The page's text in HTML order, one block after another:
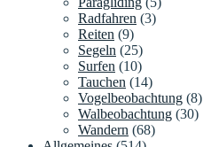
Radfahren (3)
Reiten (9)
Segeln (25)
Surfen (10)
Tauchen (14)
Vogelbeobachtung (8)
Walbeobachtung (30)
Wandern (68)